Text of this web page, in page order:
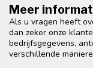
Meer
Als u vragen heeft
dan zeker onze
bedrijfsgegevens,
verschillende